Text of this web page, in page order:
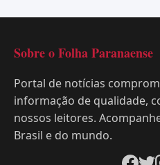
Sobre o Folha Paranaense
Portal de notícias
informação de qualidade,
nossos leitores.
Brasil e do mundo.